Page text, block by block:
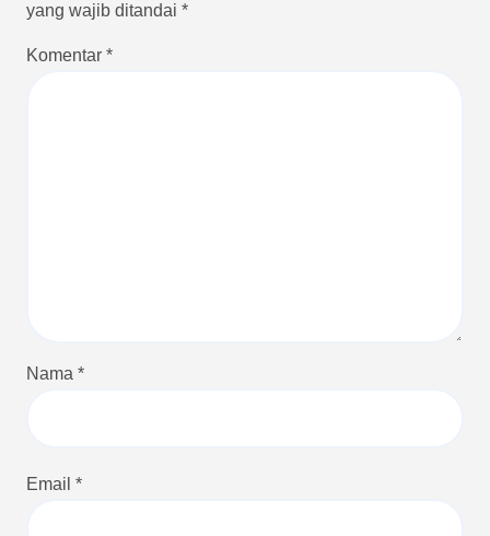
yang wajib ditandai *
Komentar *
Nama *
Email *